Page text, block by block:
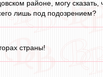
районе, могу
лишь под подозрением?
страны!